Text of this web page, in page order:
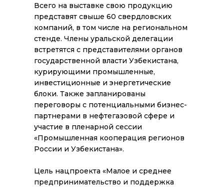
Всего на выставке свою продукцию
представят свыше 60 свердловских
компаний, в том числе на региональном
стенде. Члены уральской делегации
встретятся с представителями органов
государственной власти Узбекистана,
курирующими промышленные,
инвестиционные и энергетические
блоки. Также запланированы
переговоры с потенциальными бизнес-
партнерами в нефтегазовой сфере и
участие в пленарной сессии
«Промышленная кооперация регионов
России и Узбекистана».
Цель нацпроекта «Малое и среднее
предпринимательство и поддержка